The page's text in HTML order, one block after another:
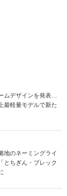
ムデザインを発表…
最軽量モデルで新た
地のネーミングライ
とちぎん・ブレック